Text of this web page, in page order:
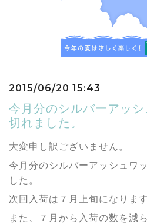
2015/06/20 15:43
今月分のシルバーアッ
切れました。
大変申し訳ございません。
今月分のシルバーアッシュワ
した。
次回入荷は７月上旬になります
また、７月から入荷の数を減